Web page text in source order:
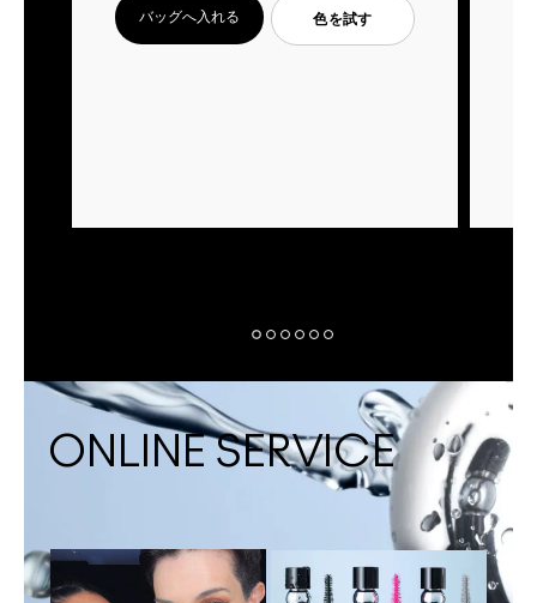
バッグへ入れる 色を試す
ONLINE SERVICE